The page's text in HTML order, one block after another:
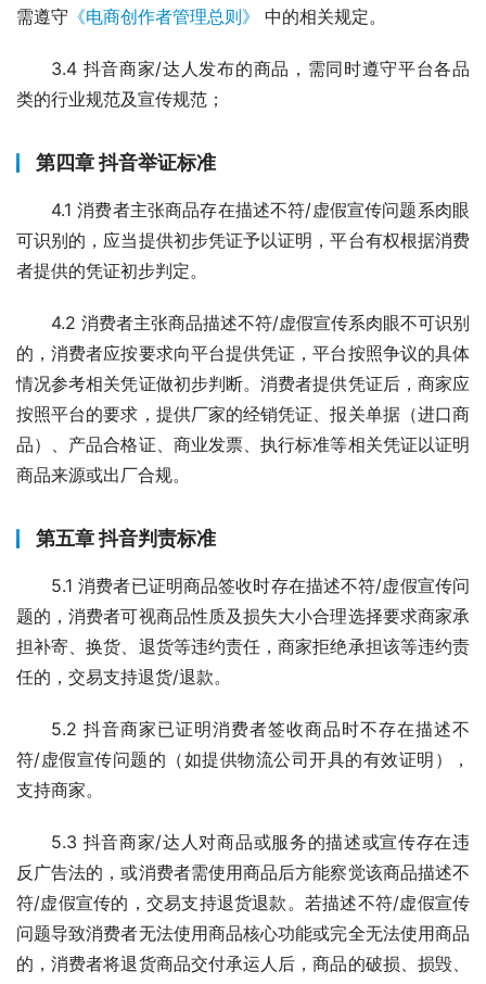
需遵守 《电商创作者管理总则》 中的相关规定。
3.4 抖音商家/达人发布的商品，需同时遵守平台各品
类的行业规范及宣传规范；
第四章 抖音举证标准
4.1 消费者主张商品存在描述不符/虚假宣传问题系肉眼
可识别的，应当提供初步凭证予以证明，平台有权根据消费
者提供的凭证初步判定。
4.2 消费者主张商品描述不符/虚假宣传系肉眼不可识别
的，消费者应按要求向平台提供凭证，平台按照争议的具体
情况参考相关凭证做初步判断。消费者提供凭证后，商家应
按照平台的要求，提供厂家的经销凭证、报关单据（进口商
品）、产品合格证、商业发票、执行标准等相关凭证以证明
商品来源或出厂合规。
第五章 抖音判责标准
5.1 消费者已证明商品签收时存在描述不符/虚假宣传问
题的，消费者可视商品性质及损失大小合理选择要求商家承
担补寄、换货、退货等违约责任，商家拒绝承担该等违约责
任的，交易支持退货/退款。
5.2 抖音商家已证明消费者签收商品时不存在描述不
符/虚假宣传问题的（如提供物流公司开具的有效证明），
支持商家。
5.3 抖音商家/达人对商品或服务的描述或宣传存在违
反广告法的，或消费者需使用商品后方能察觉该商品描述不
符/虚假宣传的，交易支持退货退款。若描述不符/虚假宣传
问题导致消费者无法使用商品核心功能或完全无法使用商品
的，消费者将退货商品交付承运人后，商品的破损、损毁、